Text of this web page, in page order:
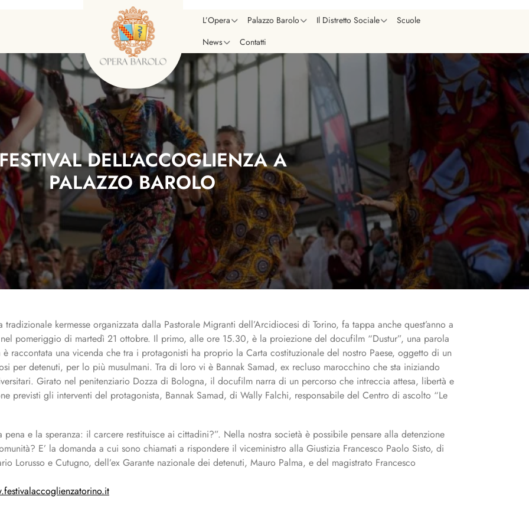
L’Opera Palazzo Barolo Il Distretto Sociale
Scuole
News
Contatti
DELL’ACCOGLIENZA A
PALAZZO BAROLO
pomeriggio di martedì 21 ottobre. Il primo, alle ore 15.30, è la proiezione del docufilm “Dustur”, una parola
raccontata una vicenda che tra i protagonisti ha proprio la Carta costituzionale del nostro Paese, oggetto di un
per detenuti, per lo più musulmani. Tra di loro vi è Bannak Samad, ex recluso marocchino che sta iniziando
Girato nel penitenziario Dozza di Bologna, il docufilm narra di un percorso che intreccia attesa, libertà e
previsti gli interventi del protagonista, Bannak Samad, di Wally Falchi, responsabile del Centro di ascolto “Le
e la speranza: il carcere restituisce ai cittadini?”. Nella nostra società è possibile pensare alla detenzione
E’ la domanda a cui sono chiamati a rispondere il viceministro alla Giustizia Francesco Paolo Sisto, di
Lorusso e Cutugno, dell’ex Garante nazionale dei detenuti, Mauro Palma, e del magistrato Francesco